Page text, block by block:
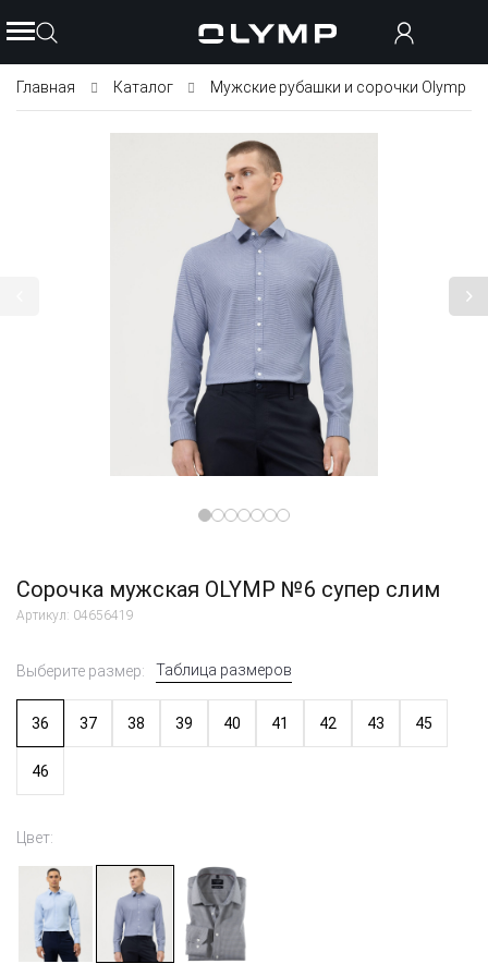
Главная Каталог Мужские рубашки и сорочки Olymp
Сорочка мужская OLYMP №6 супер слим
Артикул: 04656419
Выберите размер: Таблица размеров
36 37 38 39 40 41 42 43 45
46
Цвет: